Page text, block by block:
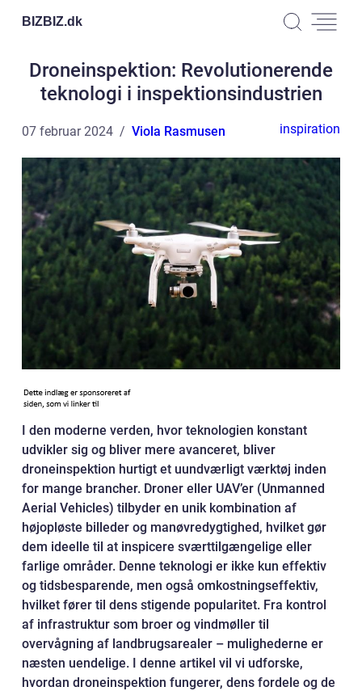
BIZBIZ.dk
Droneinspektion: Revolutionerende
teknologi i inspektionsindustrien
07 februar 2024 Viola Rasmusen inspiration
I den moderne verden, hvor teknologien konstant
udvikler sig og bliver mere avanceret, bliver
droneinspektion hurtigt et uundværligt værktøj inden
for mange brancher. Droner eller UAV’er (Unmanned
Aerial Vehicles) tilbyder en unik kombination af
højopløste billeder og manøvredygtighed, hvilket gør
dem ideelle til at inspicere sværttilgængelige eller
farlige områder. Denne teknologi er ikke kun effektiv
og tidsbesparende, men også omkostningseffektiv,
hvilket fører til dens stigende popularitet. Fra kontrol
af infrastruktur som broer og vindmøller til
overvågning af landbrugsarealer – mulighederne er
næsten uendelige. I denne artikel vil vi udforske,
hvordan droneinspektion fungerer, dens fordele og de